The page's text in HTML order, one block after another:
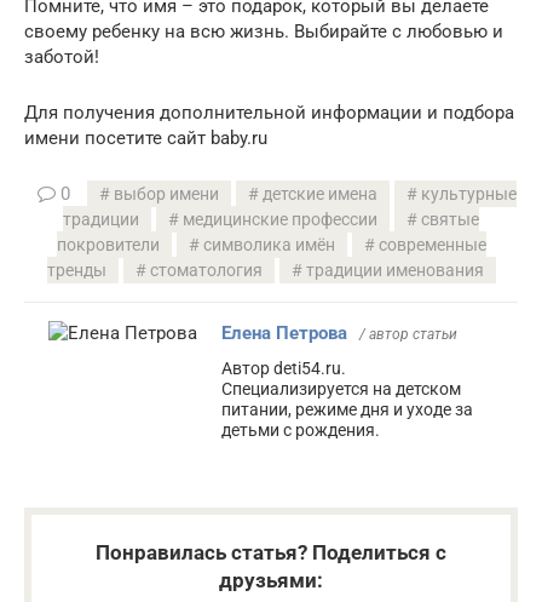
Помните, что имя – это подарок, который вы делаете
своему ребенку на всю жизнь. Выбирайте с любовью и
заботой!
Для получения дополнительной информации и подбора
имени посетите сайт baby.ru
0 выбор имени детские имена
культурные
традиции
медицинские профессии
святые
покровители
символика имён
современные
тренды
стоматология традиции именования
Елена Петрова / автор статьи
Автор deti54.ru.
Специализируется на детском
питании, режиме дня и уходе за
детьми с рождения.
Понравилась статья? Поделиться с
друзьями: